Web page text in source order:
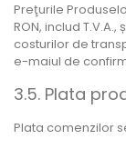
Preţurile
RON, includ
costurilor de
e-maiul de
3.5. Plata
Plata comenzilor